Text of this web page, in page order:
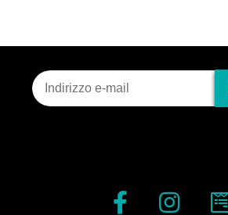
Iscrizione alla newsletter